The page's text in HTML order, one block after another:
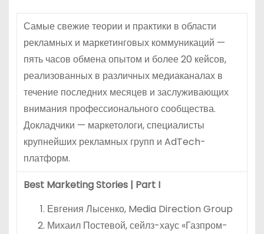
Самые свежие теории и практики в области
рекламных и маркетинговых коммуникаций —
пять часов обмена опытом и более 20 кейсов,
реализованных в различных медиаканалах в
течение последних месяцев и заслуживающих
внимания профессионального сообщества.
Докладчики — маркетологи, специалисты
крупнейших рекламных групп и AdTech-
платформ.
Best Marketing Stories | Part I
Евгения Лысенко, Media Direction Group
Михаил Постевой, сейлз-хаус «Газпром-